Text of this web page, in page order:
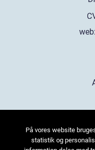
web:
På vores website
statistik og